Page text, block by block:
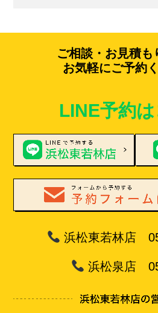
ご相談・お見積も
お気軽にご予約
LINE予約
浜松東若林店
浜松泉店